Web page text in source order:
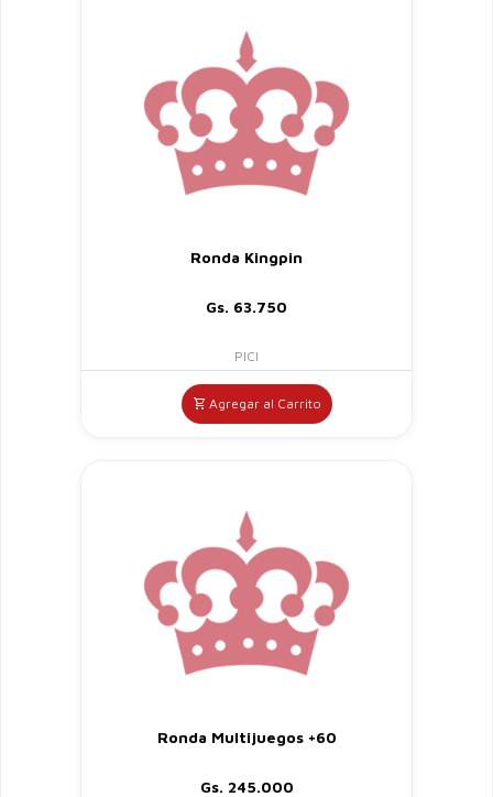
Ronda Kingpin
Gs. 63.750
PICI
Agregar al Carrito
Ronda Multijuegos +60
Gs. 245.000